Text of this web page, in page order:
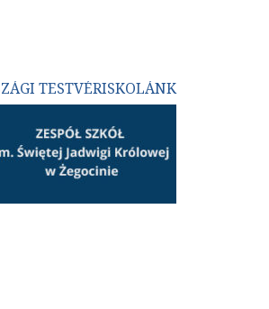
TESTVÉRISKOLÁNK